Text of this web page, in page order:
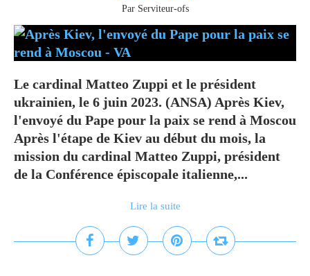
Par Serviteur-ofs
Le cardinal Matteo Zuppi et le président
ukrainien, le 6 juin 2023. (ANSA) Après Kiev,
l'envoyé du Pape pour la paix se rend à Moscou
Après l'étape de Kiev au début du mois, la
mission du cardinal Matteo Zuppi, président
de la Conférence épiscopale italienne,...
Lire la suite